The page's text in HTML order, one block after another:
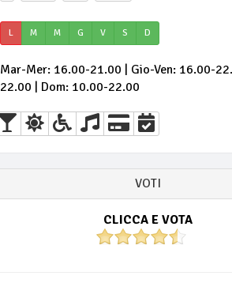
L M M G V S D
Mar-Mer: 16.00-21.00 | Gio-Ven: 16.00-
22.00 | Dom: 10.00-22.00
VOTI
CLICCA E VOTA